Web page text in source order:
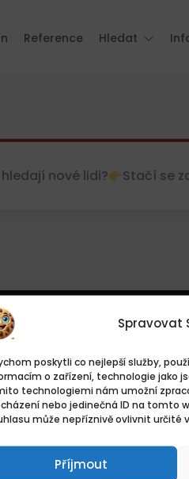
Spravovat
poskytli co nejlepší služby,
o zařízení, technologie jako
technologiemi nám umožní
nebo jedinečná ID na tomto
může nepříznivě ovlivnit určité
Příjmout
Reference Hledat
nové lidi? Stačí se
Je to dynamický
množstvím nabídek!